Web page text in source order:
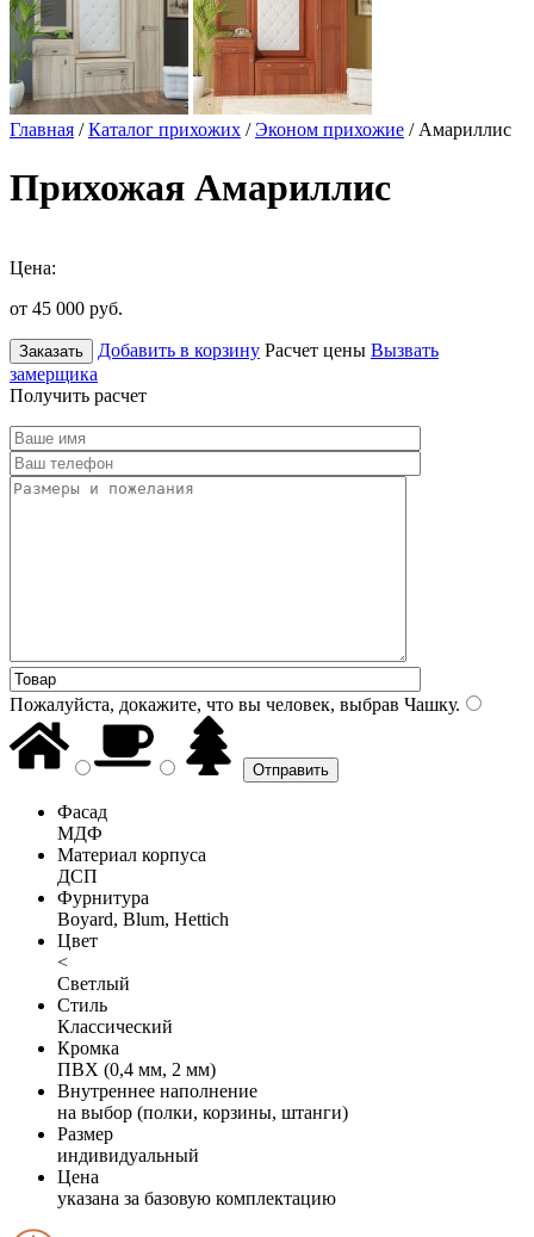
Главная /Каталог прихожих /Эконом прихожие / Амариллис
Прихожая Амариллис
Цена:
от 45 000 руб.
Заказать Добавить в корзину Расчет цены Вызвать
замерщика
Получить расчет
Пожалуйста, докажите, что вы человек, выбрав Чашку.
Фасад
МДФ
Материал корпуса
ДСП
Фурнитура
Boyard, Blum, Hettich
Цвет
<
Светлый
Стиль
Классический
Кромка
ПВХ (0,4 мм, 2 мм)
Внутреннее наполнение
на выбор (полки, корзины, штанги)
Размер
индивидуальный
Цена
указана за базовую комплектацию